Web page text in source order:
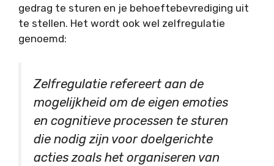
gedrag te sturen en je behoeftebevrediging uit
te stellen. Het wordt ook wel zelfregulatie
genoemd:
Zelfregulatie refereert aan de
mogelijkheid om de eigen emoties
en cognitieve processen te sturen
die nodig zijn voor doelgerichte
acties zoals het organiseren van